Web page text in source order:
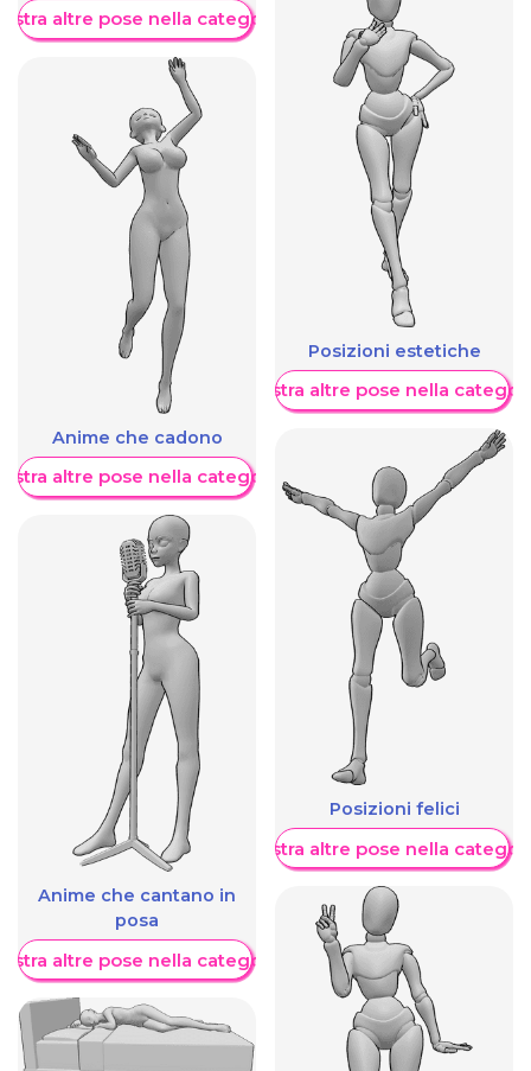
altre pose nella categoria
Anime che cadono
altre pose nella categoria
Anime che cantano in
posa
altre pose nella categoria
Posizioni estetiche
Mostra altre pose nella
Posizioni felici
Mostra altre pose nella